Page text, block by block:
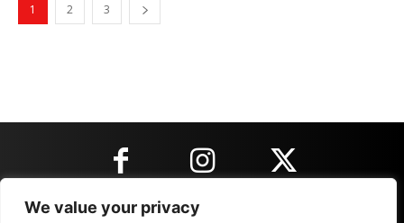
We value your privacy
1 2 3